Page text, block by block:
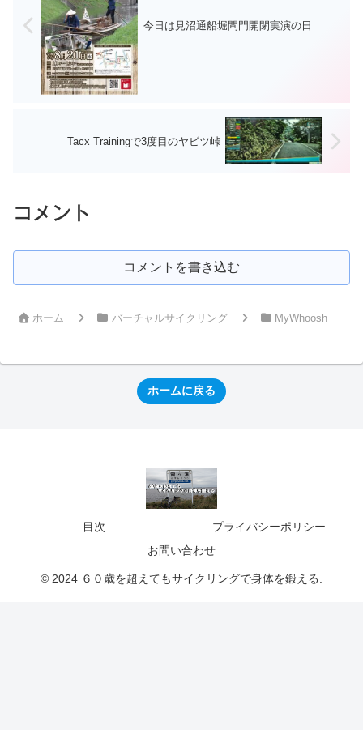
今日は見沼通船堀閘門開閉実演の日
Tacx Trainingで3度目のヤビツ峠
コメント
コメントを書き込む
ホーム バーチャルサイクリング MyWhoosh
ホームに戻る
目次
プライバシーポリシー
お問い合わせ
© 2024 ６０歳を超えてもサイクリングで身体を鍛える.